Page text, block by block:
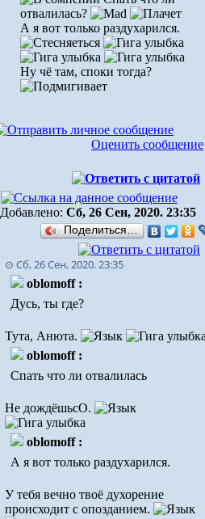
отвалилась?
А я вот только раздухарился.
Ну чё там, споки тогда?
Оценить сообщение
Добавлено: Сб, 26 Сен, 2020. 23:35
Поделиться…
⊙ Сб, 26 Сен, 2020. 23:35
oblomoff :
Дусь, ты где?
Тута, Анюта.
oblomoff :
Спать что ли отвалилась
Не дождёшьсО.
oblomoff :
А я вот только раздухарился.
У тебя вечно твоё духорение
происходит с опозданием.